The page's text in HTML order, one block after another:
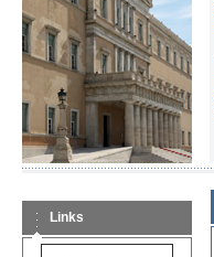
Links